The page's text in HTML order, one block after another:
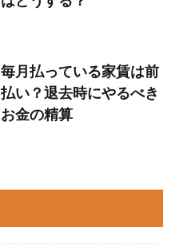
毎月払っている家賃は前
払い？退去時にやるべき
お金の精算